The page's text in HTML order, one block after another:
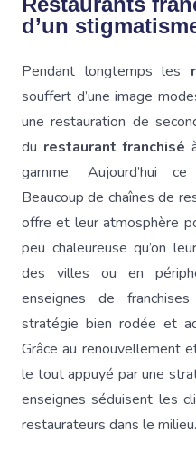
d’un
Pendant longtemps les
souffert d’une image
une restauration de
du restaurant franchisé
gamme. Aujourd’hui
Beaucoup de chaînes de
offre et leur atmosphère
peu chaleureuse qu’on
des villes ou en
enseignes de
stratégie bien rodée et
Grâce au renouvellement
le tout appuyé par une
enseignes séduisent les
restaurateurs dans le milieu.